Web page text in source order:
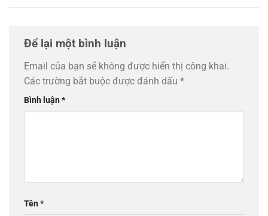
Để lại một bình luận
Email của bạn sẽ không được hiển thị công khai.
Các trường bắt buộc được đánh dấu *
Bình luận*
Tên*